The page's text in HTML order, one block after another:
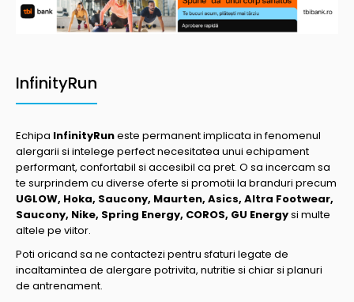
InfinityRun
Echipa InfinityRuneste permanent implicata in fenomenul
alergarii si intelege perfect necesitatea unui echipament
performant, confortabil si accesibil ca pret. O sa incercam sa
te surprindem cu diverse oferte si promotii la branduri precum
UGLOW, Hoka, Saucony, Maurten, Asics, Altra Footwear,
Saucony, Nike, Spring Energy, COROS, GU Energysi multe
altele pe viitor.
Poti oricand sa ne contactezi pentru sfaturi legate de
incaltamintea de alergare potrivita, nutritie si chiar si planuri
de antrenament.